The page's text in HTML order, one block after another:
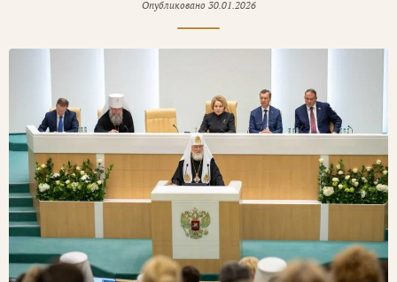
Опубликовано 30.01.2026